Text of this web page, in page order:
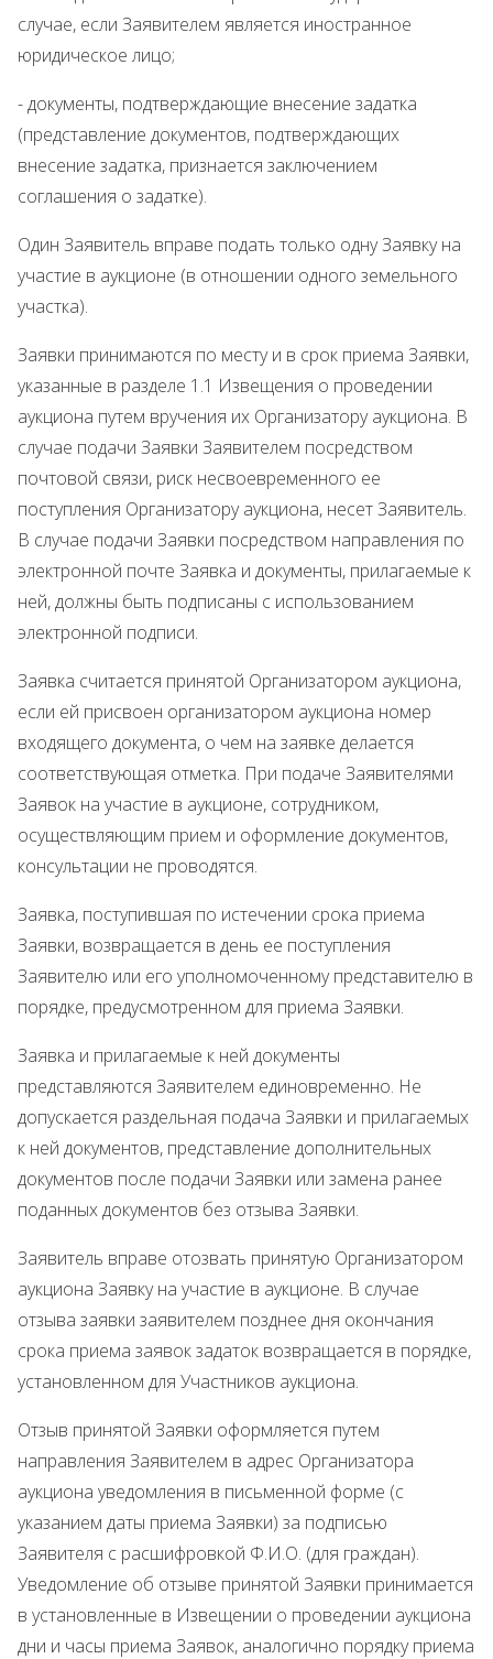
случае, если Заявителем является иностранное
юридическое лицо;
- документы, подтверждающие внесение задатка
(представление документов, подтверждающих
внесение задатка, признается заключением
соглашения о задатке).
Один Заявитель вправе подать только одну Заявку на
участие в аукционе (в отношении одного земельного
участка).
Заявки принимаются по месту и в срок приема Заявки,
указанные в разделе 1.1 Извещения о проведении
аукциона путем вручения их Организатору аукциона. В
случае подачи Заявки Заявителем посредством
почтовой связи, риск несвоевременного ее
поступления Организатору аукциона, несет Заявитель.
В случае подачи Заявки посредством направления по
электронной почте Заявка и документы, прилагаемые к
ней, должны быть подписаны с использованием
электронной подписи.
Заявка считается принятой Организатором аукциона,
если ей присвоен организатором аукциона номер
входящего документа, о чем на заявке делается
соответствующая отметка. При подаче Заявителями
Заявок на участие в аукционе, сотрудником,
осуществляющим прием и оформление документов,
консультации не проводятся.
Заявка, поступившая по истечении срока приема
Заявки, возвращается в день ее поступления
Заявителю или его уполномоченному представителю в
порядке, предусмотренном для приема Заявки.
Заявка и прилагаемые к ней документы
представляются Заявителем единовременно. Не
допускается раздельная подача Заявки и прилагаемых
к ней документов, представление дополнительных
документов после подачи Заявки или замена ранее
поданных документов без отзыва Заявки.
Заявитель вправе отозвать принятую Организатором
аукциона Заявку на участие в аукционе. В случае
отзыва заявки заявителем позднее дня окончания
срока приема заявок задаток возвращается в порядке,
установленном для Участников аукциона.
Отзыв принятой Заявки оформляется путем
направления Заявителем в адрес Организатора
аукциона уведомления в письменной форме (с
указанием даты приема Заявки) за подписью
Заявителя с расшифровкой Ф.И.О. (для граждан).
Уведомление об отзыве принятой Заявки принимается
в установленные в Извещении о проведении аукциона
дни и часы приема Заявок, аналогично порядку приема